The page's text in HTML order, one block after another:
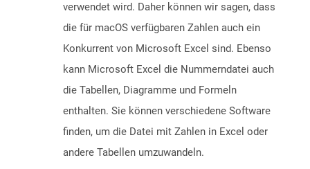
verwendet wird. Daher können wir sagen, dass
die für macOS verfügbaren Zahlen auch ein
Konkurrent von Microsoft Excel sind. Ebenso
kann Microsoft Excel die Nummerndatei auch
die Tabellen, Diagramme und Formeln
enthalten. Sie können verschiedene Software
finden, um die Datei mit Zahlen in Excel oder
andere Tabellen umzuwandeln.